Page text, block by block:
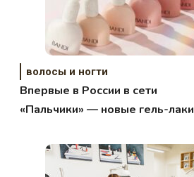
волосы и ногти
Впервые в России в сети
«Пальчики» — новые гель-лаки